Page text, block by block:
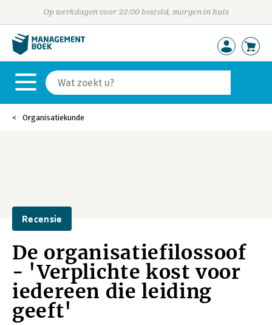
Op werkdagen voor 23:00 besteld, morgen in huis
Organisatiekunde
Recensie
De organisatiefilossoof
- 'Verplichte kost voor
iedereen die leiding
geeft'